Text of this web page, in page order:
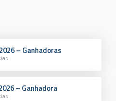
– Ganhadoras
– Ganhadora